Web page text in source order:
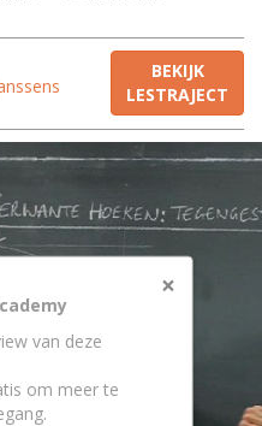
BEKIJK
LESTRAJECT
×
van deze
om meer te